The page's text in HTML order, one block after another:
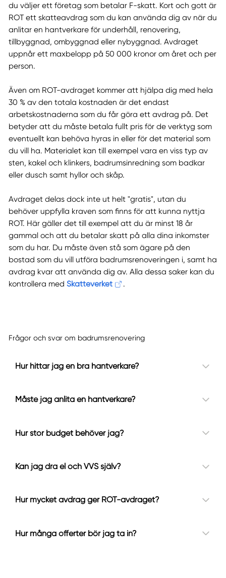
du väljer ett företag som betalar F-skatt. Kort och gott är
ROT ett skatteavdrag som du kan använda dig av när du
anlitar en hantverkare för underhåll, renovering,
tillbyggnad, ombyggnad eller nybyggnad. Avdraget
uppnår ett maxbelopp på 50 000 kronor om året och per
person.
Även om ROT-avdraget kommer att hjälpa dig med hela
30 % av den totala kostnaden är det endast
arbetskostnaderna som du får göra ett avdrag på. Det
betyder att du måste betala fullt pris för de verktyg som
eventuellt kan behöva hyras in eller för det material som
du vill ha. Materialet kan till exempel vara en viss typ av
sten, kakel och klinkers, badrumsinredning som badkar
eller dusch samt hyllor och skåp.
Avdraget delas dock inte ut helt "gratis", utan du
behöver uppfylla kraven som finns för att kunna nyttja
ROT. Här gäller det till exempel att du är minst 18 år
gammal och att du betalar skatt på alla dina inkomster
som du har. Du måste även stå som ägare på den
bostad som du vill utföra badrumsrenoveringen i, samt ha
avdrag kvar att använda dig av. Alla dessa saker kan du
kontrollera med Skatteverket .
Frågor och svar om badrumsrenovering
Hur hittar jag en bra hantverkare?
Måste jag anlita en hantverkare?
Hur stor budget behöver jag?
Kan jag dra el och VVS själv?
Hur mycket avdrag ger ROT-avdraget?
Hur många offerter bör jag ta in?